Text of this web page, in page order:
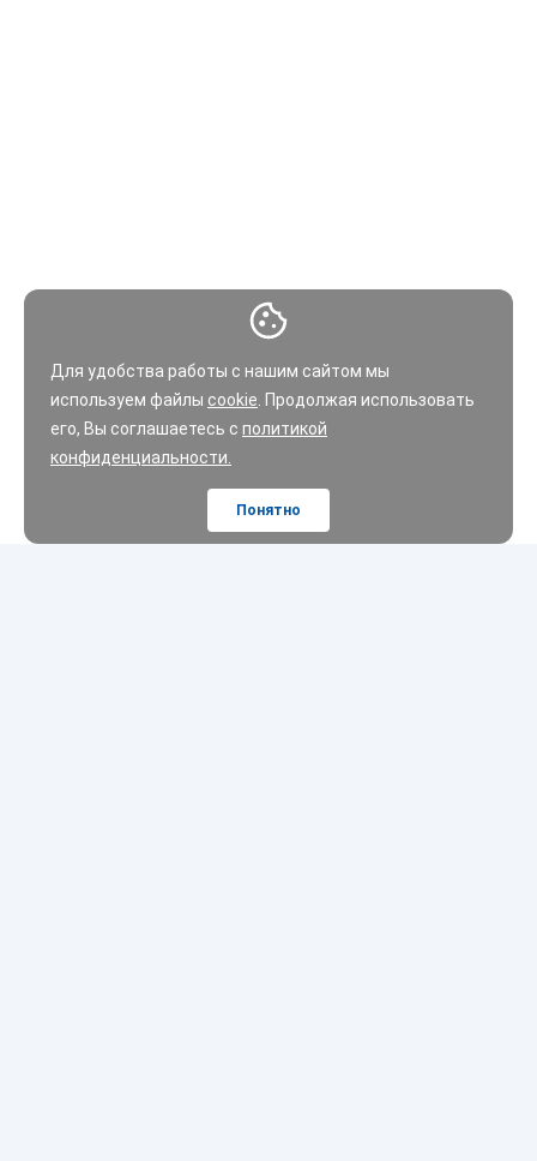
Для удобства работы с нашим сайтом мы
используем файлы cookie . Продолжая использовать
его, Вы соглашаетесь с политикой
конфиденциальности.
Понятно